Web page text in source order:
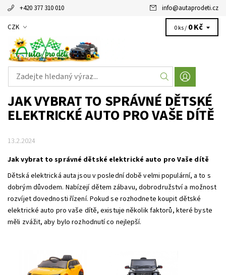
+420 377 310 010 info@autaprodeti.cz
CZK 0 ks / 0 Kč
JAK VYBRAT TO SPRÁVNÉ DĚTSKÉ
ELEKTRICKÉ AUTO PRO VAŠE DÍTĚ
13.2.2024
Jak vybrat to správné dětské elektrické auto pro Vaše dítě
Dětská elektrická auta jsou v poslední době velmi populární, a to s
dobrým důvodem. Nabízejí dětem zábavu, dobrodružství a možnost
rozvíjet dovednosti řízení. Pokud se rozhodnete koupit dětské
elektrické auto pro vaše dítě, existuje několik faktorů, které byste
měli zvážit, aby bylo rozhodnutí co nejlepší.